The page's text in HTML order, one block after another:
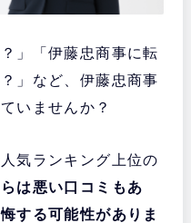
」「伊藤忠商事に転
」など、伊藤忠商事
いませんか？
気ランキング上位の
は悪い口コミもあ
する可能性がありま